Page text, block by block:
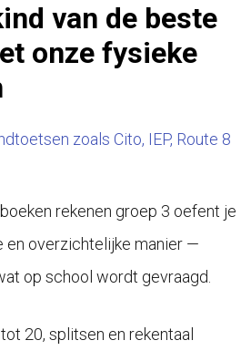
van de beste
onze fysieke
zoals Cito, IEP, Route 8
rekenen groep 3 oefent je
en overzichtelijke manier —
op school wordt gevraagd.
20, splitsen en rekentaal